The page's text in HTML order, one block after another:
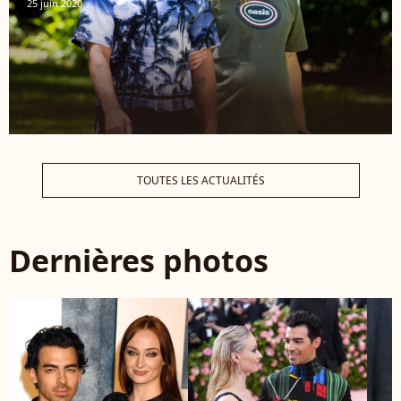
25 juin 2020
TOUTES LES ACTUALITÉS
Dernières photos